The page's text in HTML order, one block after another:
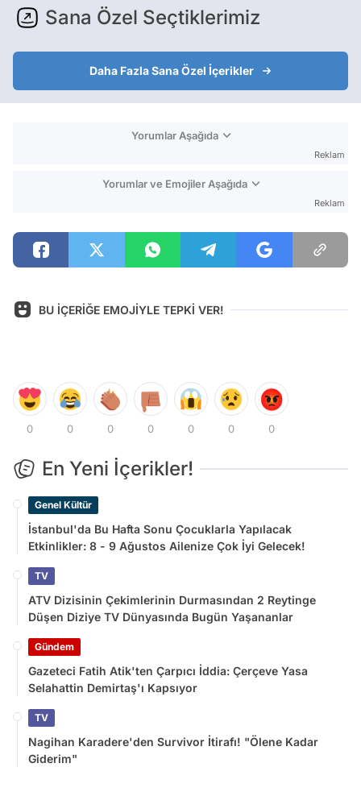
Sana Özel Seçtiklerimiz
Daha Fazla Sana Özel İçerikler
Yorumlar Aşağıda
Reklam
Yorumlar ve Emojiler Aşağıda
Reklam
BU İÇERİĞE EMOJİYLE TEPKİ VER!
0 0 0 0 0 0 0
En Yeni İçerikler!
Genel Kültür
İstanbul'da Bu Hafta Sonu Çocuklarla Yapılacak
Etkinlikler: 8 - 9 Ağustos Ailenize Çok İyi Gelecek!
TV
ATV Dizisinin Çekimlerinin Durmasından 2 Reytinge
Düşen Diziye TV Dünyasında Bugün Yaşananlar
Gündem
Gazeteci Fatih Atik'ten Çarpıcı İddia: Çerçeve Yasa
Selahattin Demirtaş'ı Kapsıyor
TV
Nagihan Karadere'den Survivor İtirafı! "Ölene Kadar
Giderim"